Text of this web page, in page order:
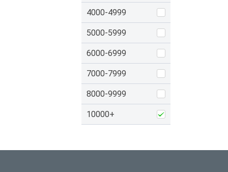
4000-4999
5000-5999
6000-6999
7000-7999
8000-9999
10000+